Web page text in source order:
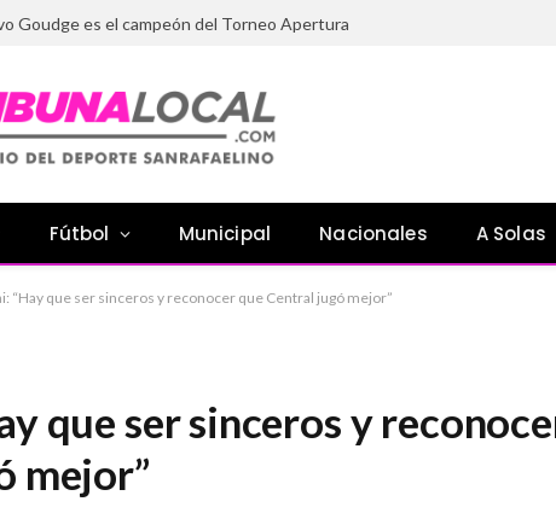
Goudge es el campeón del Torneo Apertura
Fútbol Municipal Nacionales A Solas
“Hay que ser sinceros y reconocer que Central jugó mejor”
que ser sinceros y
mejor”